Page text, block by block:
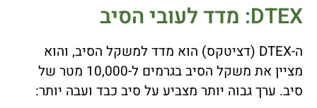
DTEX: מדד לעובי הסיב
ה-DTEX (דציטקס) הוא מדד למשקל הסיב, והוא
מציין את משקל הסיב בגרמים ל-10,000 מטר של
סיב. ערך גבוה יותר מצביע על סיב כבד ועבה יותר: